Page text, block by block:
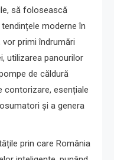
să folosească
moderne în
primi îndrumări
utilizarea panourilor
de căldură
contorizare, esențiale
și a genera
prin care România